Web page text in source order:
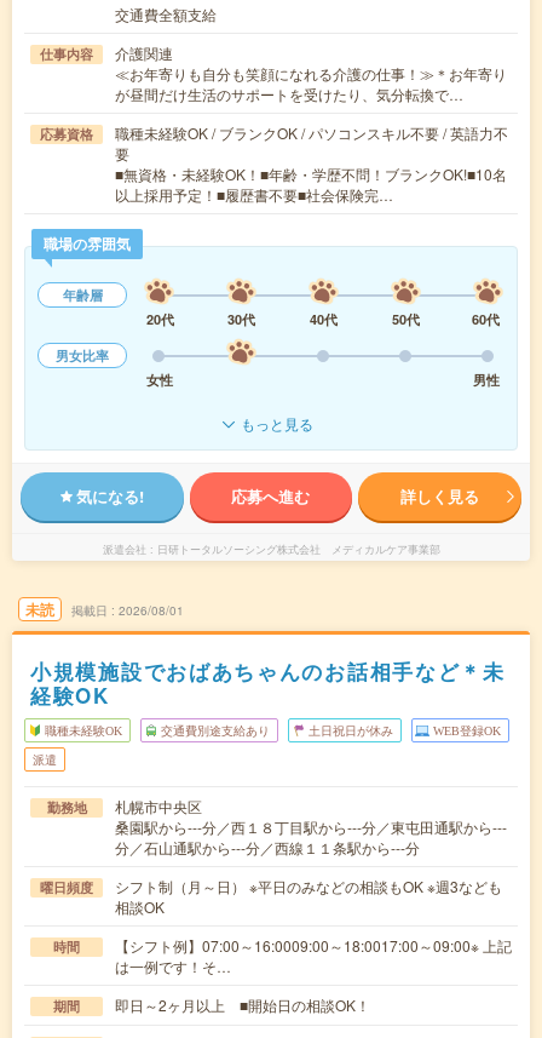
交通費全額支給
仕事内容
介護関連
≪お年寄りも自分も笑顔になれる介護の仕事！≫＊お年寄り
が昼間だけ生活のサポートを受けたり、気分転換で…
応募資格
職種未経験OK / ブランクOK / パソコンスキル不要 / 英語力不
要
■無資格・未経験OK！■年齢・学歴不問！ブランクOK!■10名
以上採用予定！■履歴書不要■社会保険完…
職場の雰囲気
年齢層
20代
30代 40代 50代
60代
男女比率
女性
男性
もっと見る
気になる! 応募へ進む 詳しく見る
派遣会社 日研トータルソーシング株式会社 メディカルケア事業部
未読 掲載日 2026/08/01
小規模施設でおばあちゃんのお話相手など＊未
経験OK
職種未経験OK 交通費別途支給あり 土日祝日が休み WEB登録OK
派遣
勤務地
札幌市中央区
桑園駅から---分／西１８丁目駅から---分／東屯田通駅から---
分／石山通駅から---分／西線１１条駅から---分
曜日頻度
シフト制（月～日） ※平日のみなどの相談もOK ※週3なども
相談OK
時間
【シフト例】07:00～16:0009:00～18:0017:00～09:00※ 上記
は一例です！そ…
期間 即日～2ヶ月以上 ■開始日の相談OK！